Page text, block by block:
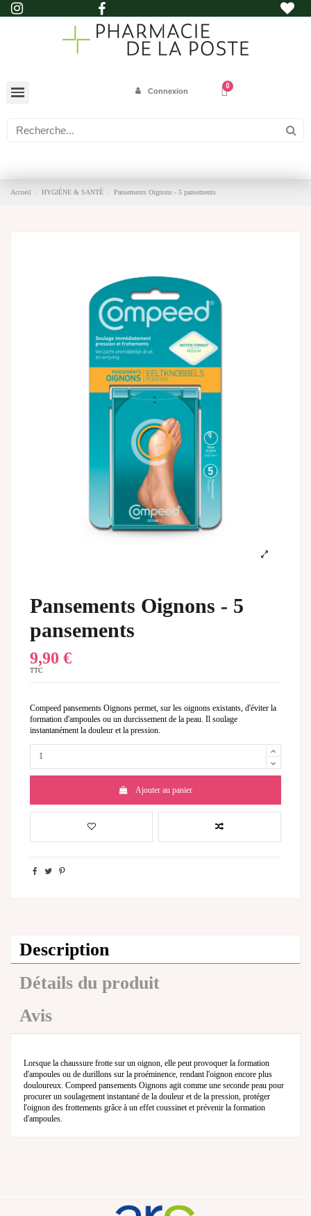
Connexion
Accueil HYGIÈNE & SANTÉ Pansements Oignons - 5 pansements
Pansements Oignons - 5
pansements
9,90 €
TTC
Compeed pansements Oignons permet, sur les oignons existants, d'éviter la
formation d'ampoules ou un durcissement de la peau. Il soulage
instantanément la douleur et la pression.
Ajouter au panier
Description
Détails du produit
Avis
Lorsque la chaussure frotte sur un oignon, elle peut provoquer la formation
d'ampoules ou de durillons sur la proéminence, rendant l'oignon encore plus
douloureux. Compeed pansements Oignons agit comme une seconde peau pour
procurer un soulagement instantané de la douleur et de la pression, protéger
l'oignon des frottements grâce à un effet coussinet et prévenir la formation
d'ampoules.